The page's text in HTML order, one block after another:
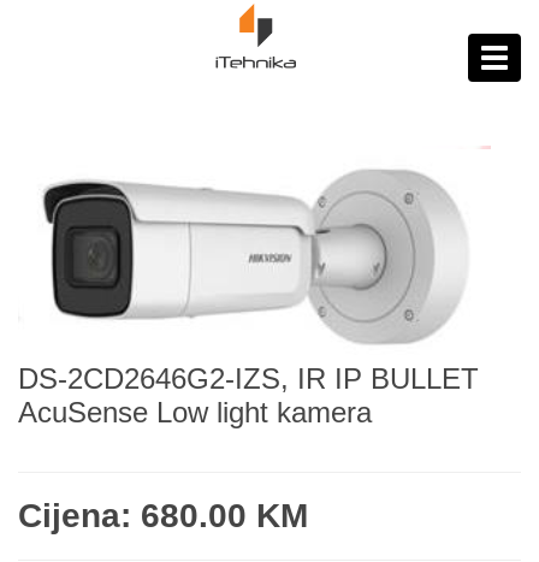
DS-2CD2646G2-IZS, IR IP BULLET
AcuSense Low light kamera
Cijena: 680.00 KM